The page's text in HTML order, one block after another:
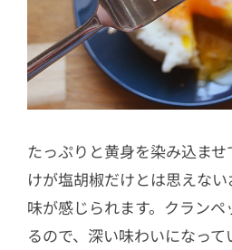
たっぷりと黄身を染み込ま
けが塩胡椒だけとは思えな
味が感じられます。クラン
るので、深い味わいになっ